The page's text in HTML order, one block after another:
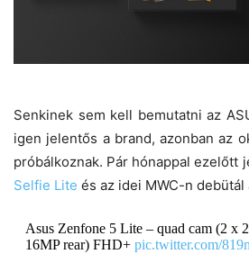
Senkinek sem kell bemutatni az
igen jelentős a brand, azonban az
próbálkoznak. Pár hónappal ezelőtt
Selfie Lite és az idei MWC-n debütál
Asus Zenfone 5 Lite – quad cam (2 x
16MP rear) FHD+ pic.twitter.com/